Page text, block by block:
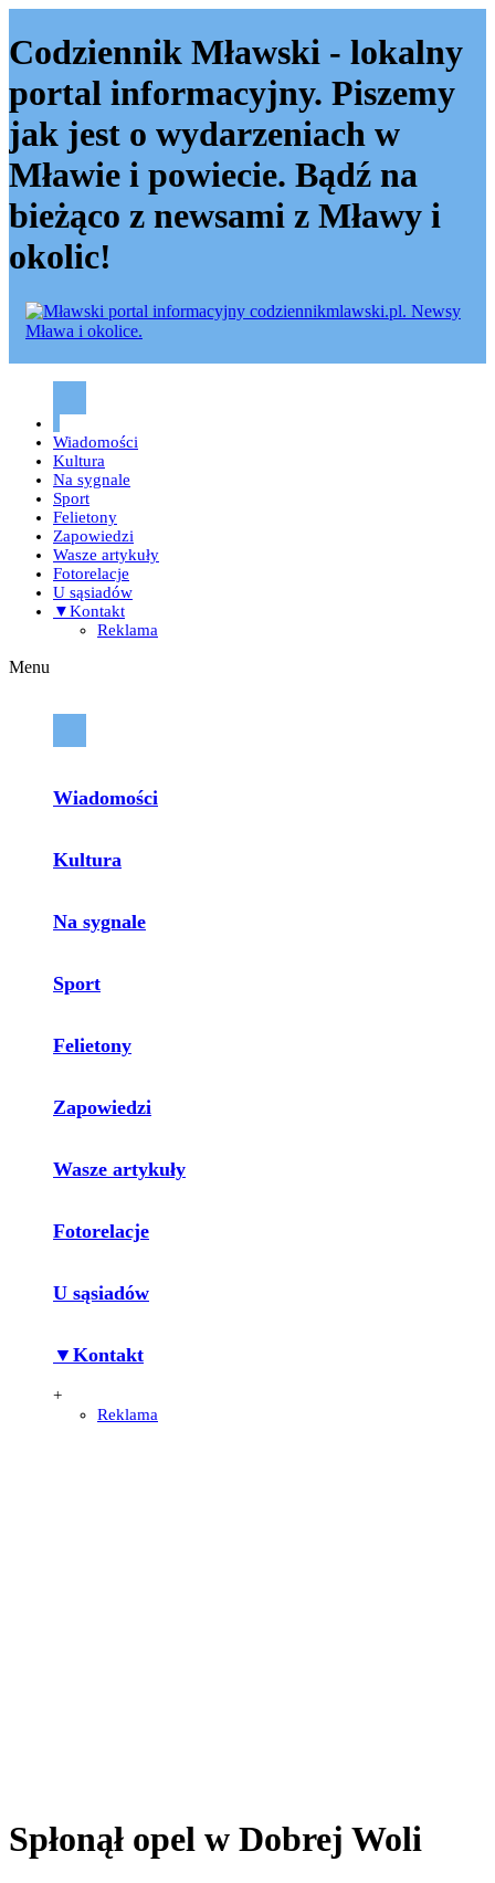
Codziennik Mławski - lokalny
portal informacyjny. Piszemy
jak jest o wydarzeniach w
Mławie i powiecie. Bądź na
bieżąco z newsami z Mławy i
okolic!
Codziennik mławski – Mława
Wiadomości
Kultura
Na sygnale
Sport
Felietony
Zapowiedzi
Wasze artykuły
Fotorelacje
U sąsiadów
▼Kontakt
Reklama
Menu
Wiadomości
Kultura
Na sygnale
Sport
Felietony
Zapowiedzi
Wasze artykuły
Fotorelacje
U sąsiadów
▼Kontakt
+
Reklama
Spłonął opel w Dobrej Woli